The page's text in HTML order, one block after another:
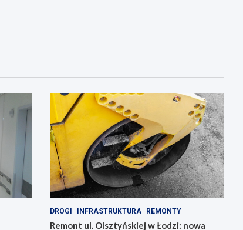
DROGI INFRASTRUKTURA REMONTY
Remont ul. Olsztyńskiej w Łodzi: nowa